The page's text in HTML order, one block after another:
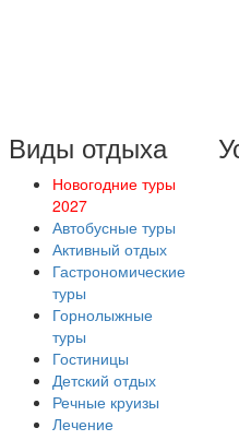
Виды отдыха
Новогодние туры
2027
Автобусные туры
Активный отдых
Гастрономические
туры
Горнолыжные
туры
Гостиницы
Детский отдых
Речные круизы
Лечение